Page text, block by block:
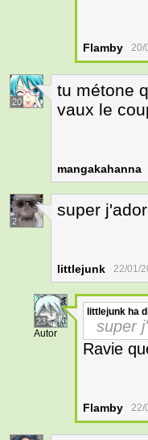
Flamby 20/
20
tu métone
vaux le
mangakahanna
2
super
littlejunk 22/01/
23
Autor
littlejunk ha
super
Ravie
Flamby 22/